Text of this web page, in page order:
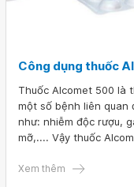
Công dụng thuốc
Thuốc Alcomet 500 là
một số bệnh liên quan
như: nhiễm độc rượu,
mỡ,.... Vậy thuốc
dùng ra sao?
Xem thêm